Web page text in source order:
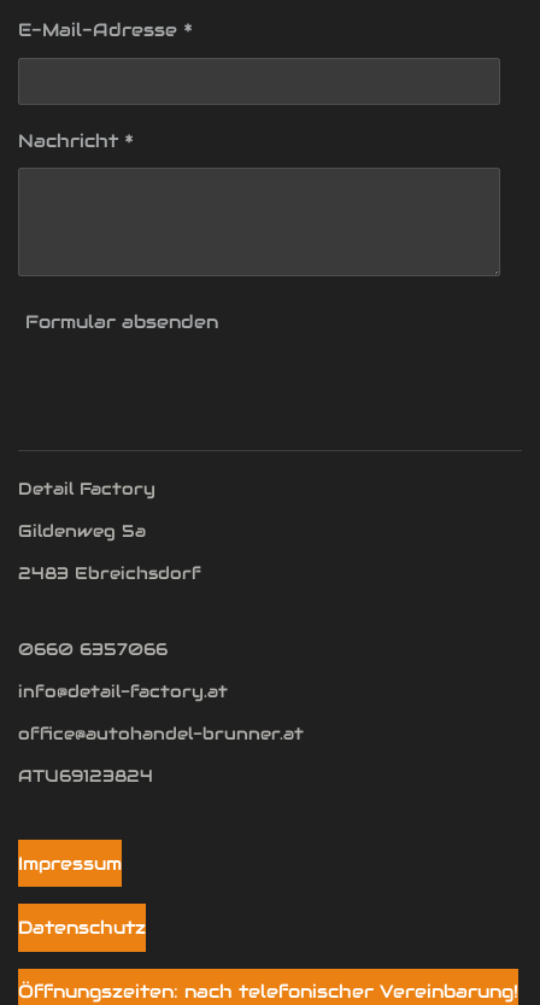
E-Mail-Adresse *
Nachricht *
Formular absenden
Detail Factory
Gildenweg 5a
2483 Ebreichsdorf
0660 6357066
info@detail-factory.at
office@autohandel-brunner.at
ATU69123824
Impressum
Datenschutz
Öffnungszeiten: nach telefonischer Vereinbarung!